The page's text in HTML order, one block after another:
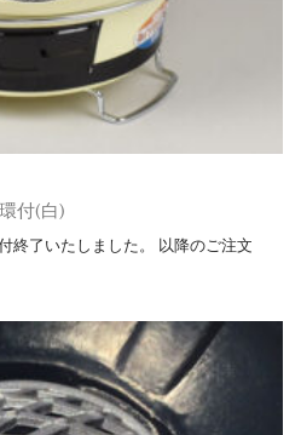
付(白)
終了いたしました。 以降のご注文